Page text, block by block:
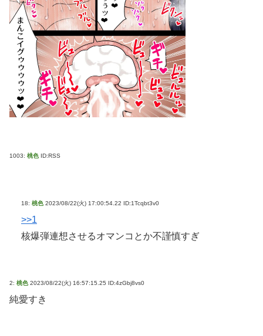
1003: 桃色 ID:RSS
18: 桃色 2023/08/22(火) 17:00:54.22 ID:1Tcqbt3v0
>>1
核爆弾連想させるオマンコとか不謹慎すぎ
2: 桃色 2023/08/22(火) 16:57:15.25 ID:4zGbj8vs0
純愛すき